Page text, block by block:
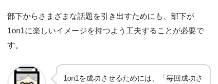
部下からさまざまな話題を引き出すためにも、部下が
1on1に楽しいイメージを持つよう工夫することが必要で
す。
1on1を成功させるためには、「毎回成功さ